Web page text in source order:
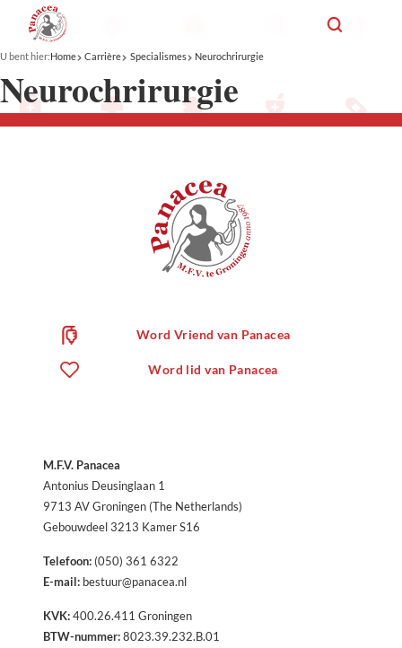
U bent hier:Home Carrière Specialismes Neurochrirurgie
Neurochrirurgie
Word Vriend van Panacea
Word lid van Panacea
M.F.V. Panacea
Antonius Deusinglaan 1
9713 AV Groningen (The Netherlands)
Gebouwdeel 3213 Kamer S16
Telefoon:(050) 361 6322
E-mail:bestuur@panacea.nl
KVK:400.26.411 Groningen
BTW-nummer:8023.39.232.B.01